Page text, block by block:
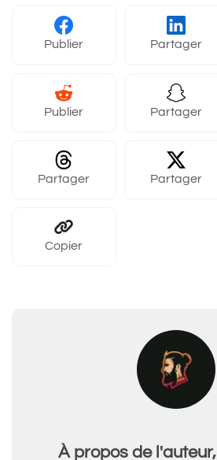
Publier Partager
Publier Partager
Partager Partager
Copier
À propos de l'auteur,